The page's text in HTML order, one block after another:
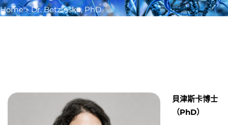
Home»Dr. Betzinska, PhD
貝津斯卡博士
（PhD）